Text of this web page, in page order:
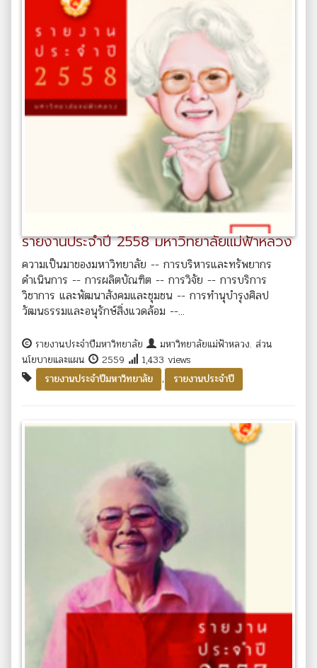
รายงานประจำปี 2558 มหาวิทยาลัยแม่ฟ้าหลวง
ความเป็นมาของมหาวิทยาลัย -- การบริหารและทรัพยากร
ดำเนินการ -- การผลิตบัณฑิต -- การวิจัย -- การบริการ
วิชาการ และพัฒนาสังคมและชุมชน -- การทำนุบำรุงศิลป
วัฒนธรรมและอนุรักษ์สิ่งแวดล้อม --...
รายงานประจำปีมหาวิทยาลัย
มหาวิทยาลัยแม่ฟ้าหลวง. ส่วน
นโยบายและแผน
2559
1,433 views
รายงานประจำปีมหาวิทยาลัย
, รายงานประจำปี